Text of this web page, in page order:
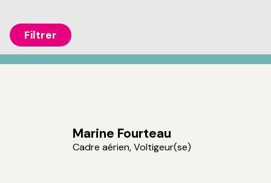
Marine Fourteau
Cadre aérien, Voltigeur(se)